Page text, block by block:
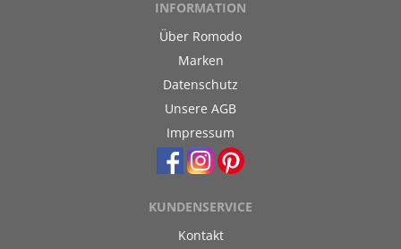
INFORMATION
Über Romodo
Marken
Datenschutz
Unsere AGB
Impressum
KUNDENSERVICE
Kontakt